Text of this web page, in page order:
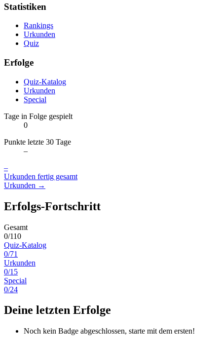
Statistiken
Rankings
Urkunden
Quiz
Erfolge
Quiz-Katalog
Urkunden
Special
Tage in Folge gespielt
0
Punkte letzte 30 Tage
–
–
Urkunden fertig gesamt
Urkunden →
Erfolgs-Fortschritt
Gesamt
0/110
Quiz-Katalog
0/71
Urkunden
0/15
Special
0/24
Deine letzten Erfolge
Noch kein Badge abgeschlossen, starte mit dem ersten!